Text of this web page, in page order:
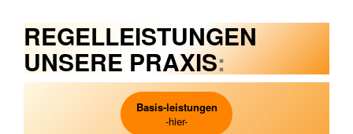
REGELLEISTUNGEN
UNSERE PRAXIS:
Basis-leistungen
-hier-